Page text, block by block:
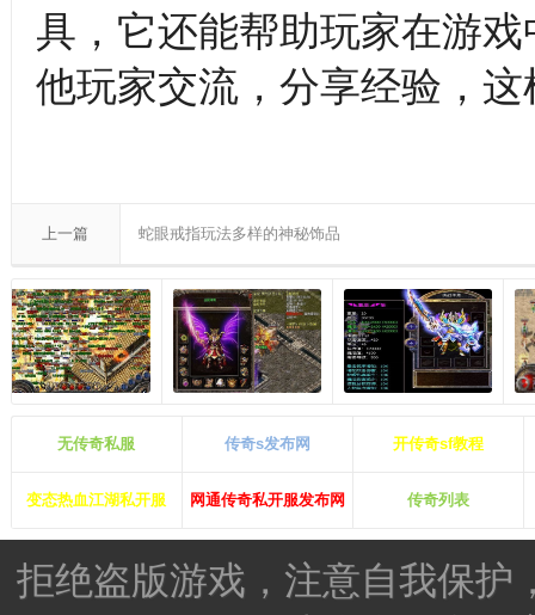
具，它还能帮助玩家在游
他玩家交流，分享经验，
上一篇 蛇眼戒指玩法多样的神秘饰品
无传奇私服 传奇s发布网 开传奇sf教程
变态热血江湖私开服 网通传奇私开服发布网 传奇列表
拒绝盗版游戏，注意自我保护